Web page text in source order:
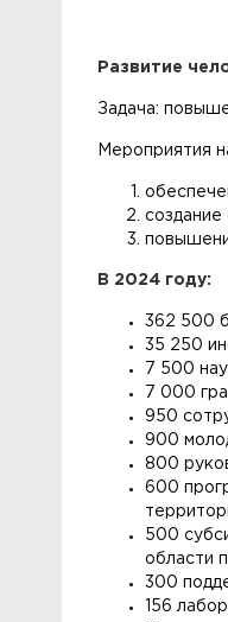
Развитие
Задача:
Мероприятия
создание
В 2024 году:
362 500
35 250
7 500
7 000
950
900
800
600
500
области
300
156